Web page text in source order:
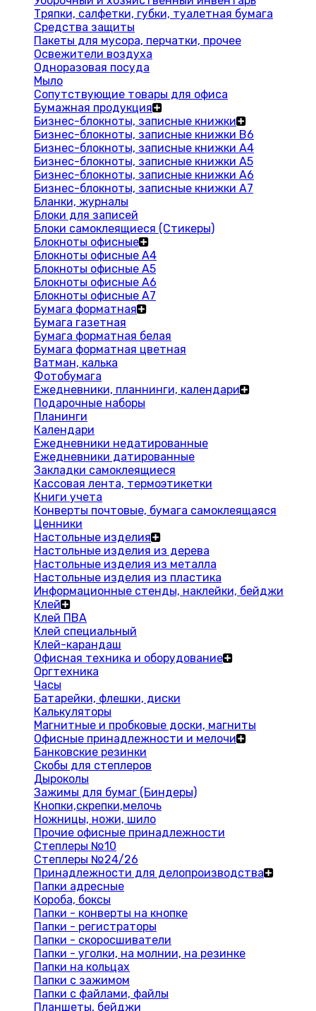
Тряпки, салфетки, губки, туалетная бумага
Средства защиты
Пакеты для мусора, перчатки, прочее
Освежители воздуха
Одноразовая посуда
Мыло
Сопутствующие товары для офиса
Бумажная продукция
Бизнес-блокноты, записные книжки
Бизнес-блокноты, записные книжки В6
Бизнес-блокноты, записные книжки A4
Бизнес-блокноты, записные книжки А5
Бизнес-блокноты, записные книжки А6
Бизнес-блокноты, записные книжки А7
Бланки, журналы
Блоки для записей
Блоки самоклеящиеся (Стикеры)
Блокноты офисные
Блокноты офисные A4
Блокноты офисные A5
Блокноты офисные A6
Блокноты офисные A7
Бумага форматная
Бумага газетная
Бумага форматная белая
Бумага форматная цветная
Ватман, калька
Фотобумага
Ежедневники, планнинги, календари
Подарочные наборы
Планинги
Календари
Ежедневники недатированные
Ежедневники датированные
Закладки самоклеящиеся
Кассовая лента, термоэтикетки
Книги учета
Конверты почтовые, бумага самоклеящаяся
Ценники
Настольные изделия
Настольные изделия из дерева
Настольные изделия из металла
Настольные изделия из пластика
Информационные стенды, наклейки, бейджи
Клей
Клей ПВА
Клей специальный
Клей-карандаш
Офисная техника и оборудование
Оргтехника
Часы
Батарейки, флешки, диски
Калькуляторы
Магнитные и пробковые доски, магниты
Офисные принадлежности и мелочи
Банковские резинки
Скобы для степлеров
Дыроколы
Зажимы для бумаг (Биндеры)
Кнопки,скрепки,мелочь
Ножницы, ножи, шило
Прочие офисные принадлежности
Степлеры №10
Степлеры №24/26
Принадлежности для делопроизводства
Папки адресные
Короба, боксы
Папки - конверты на кнопке
Папки - регистраторы
Папки - скоросшиватели
Папки - уголки, на молнии, на резинке
Папки на кольцах
Папки с зажимом
Папки с файлами, файлы
Планшеты, бейджи